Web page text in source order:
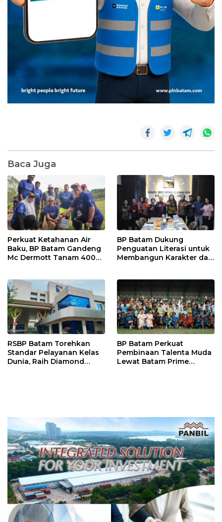
Baca Juga
Perkuat Ketahanan Air
Baku, BP Batam Gandeng
Mc Dermott Tanam 400
BP Batam Dukung
Penguatan Literasi untuk
Membangun Karakter dan
RSBP Batam Torehkan
Standar Pelayanan Kelas
Dunia, Raih Diamond
BP Batam Perkuat
Pembinaan Talenta Muda
Lewat Batam Prime